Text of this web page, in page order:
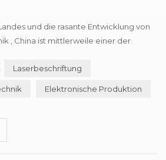
und die rasante Entwicklung von
, China ist mittlerweile einer der
im Bereich Elektronik, und die
Laserbeschriftung
Elektronische Produktion